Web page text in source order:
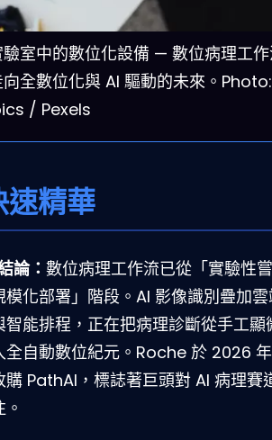
室中的數位化設備 — 數位病理工
全數位化與 AI 驅動的未來。Photo:
/ Pexels
速精華
論： 數位病理工作流已從「實驗性
模化部署」階段。AI 影像識別疊加
智能排程，正在把病理診斷從手工顯
全自動數位紀元。Roche 於 2026
購 PathAI，標誌著巨頭對 AI 病理賽